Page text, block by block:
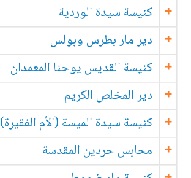
كنيسة سيدة الوردية
دير مار بطرس وبولس
كنيسة القديس يوحنا المعمدان
دير المخلص الكريم
كنيسة سيدة الميسة (الأم الفقيرة)
محابس حردين المقدسة